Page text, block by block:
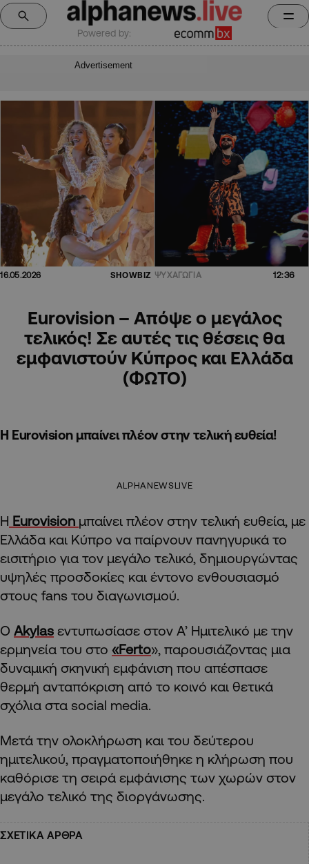
Powered by:
Advertisement
16.05.2026 SHOWBIZ ΨΥΧΑΓΩΓΙΑ 12:36
Eurovision – Aπόψε ο μεγάλος
τελικός! Σε αυτές τις θέσεις θα
εμφανιστούν Κύπρος και Ελλάδα
(ΦΩΤΟ)
Η Eurovision μπαίνει πλέον στην τελική ευθεία!
ALPHANEWSLIVE
Η Eurovision μπαίνει πλέον στην τελική ευθεία, με
Ελλάδα και Κύπρο να παίρνουν πανηγυρικά το
εισιτήριο για τον μεγάλο τελικό, δημιουργώντας
υψηλές προσδοκίες και έντονο ενθουσιασμό
στους fans του διαγωνισμού.
Ο Akylas εντυπωσίασε στον Α’ Ημιτελικό με την
ερμηνεία του στο «Ferto», παρουσιάζοντας μια
δυναμική σκηνική εμφάνιση που απέσπασε
θερμή ανταπόκριση από το κοινό και θετικά
σχόλια στα social media.
Μετά την ολοκλήρωση και του δεύτερου
ημιτελικού, πραγματοποιήθηκε η κλήρωση που
καθόρισε τη σειρά εμφάνισης των χωρών στον
μεγάλο τελικό της διοργάνωσης.
ΣΧΕΤΙΚΑ ΑΡΘΡΑ